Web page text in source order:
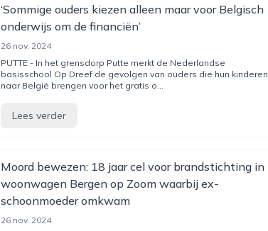
‘Sommige ouders kiezen alleen maar voor Belgisch
onderwijs om de financiën’
26 nov. 2024
PUTTE - In het grensdorp Putte merkt de Nederlandse
basisschool Op Dreef de gevolgen van ouders die hun kinderen
naar België brengen voor het gratis o...
Lees verder
Moord bewezen: 18 jaar cel voor brandstichting in
woonwagen Bergen op Zoom waarbij ex-
schoonmoeder omkwam
26 nov. 2024